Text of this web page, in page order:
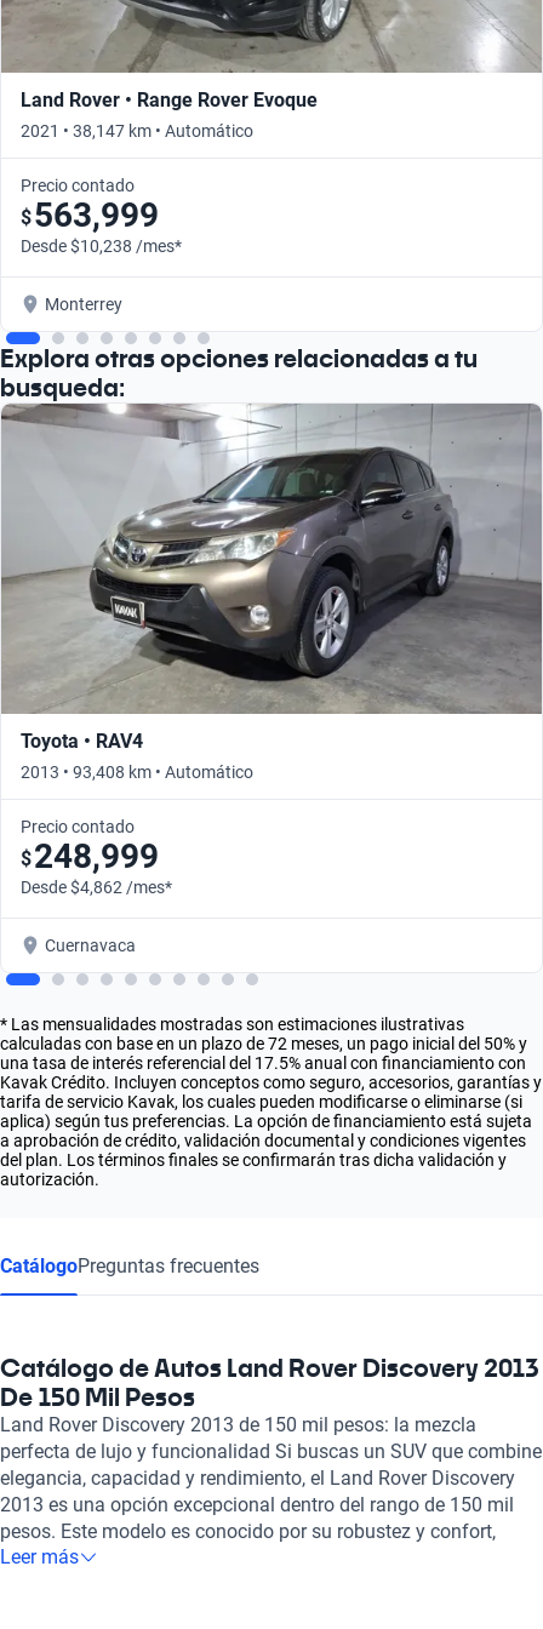
Land Rover • Range Rover Evoque
2021 • 38,147 km • Automático
Precio contado
$563,999
Desde $10,238 /mes*
Monterrey
Explora otras opciones relacionadas a tu
busqueda:
Toyota • RAV4
2013 • 93,408 km • Automático
Precio contado
$248,999
Desde $4,862 /mes*
Cuernavaca
* Las mensualidades mostradas son estimaciones ilustrativas
calculadas con base en un plazo de 72 meses, un pago inicial del 50% y
una tasa de interés referencial del 17.5% anual con financiamiento con
Kavak Crédito. Incluyen conceptos como seguro, accesorios, garantías y
tarifa de servicio Kavak, los cuales pueden modificarse o eliminarse (si
aplica) según tus preferencias. La opción de financiamiento está sujeta
a aprobación de crédito, validación documental y condiciones vigentes
del plan. Los términos finales se confirmarán tras dicha validación y
autorización.
CatálogoPreguntas frecuentes
Catálogo de Autos Land Rover Discovery 2013
De 150 Mil Pesos
Land Rover Discovery 2013 de 150 mil pesos: la mezcla
perfecta de lujo y funcionalidad Si buscas un SUV que combine
elegancia, capacidad y rendimiento, el Land Rover Discovery
2013 es una opción excepcional dentro del rango de 150 mil
pesos. Este modelo es conocido por su robustez y confort,
destacándose por su diseño atlético que no pasa
Leer más